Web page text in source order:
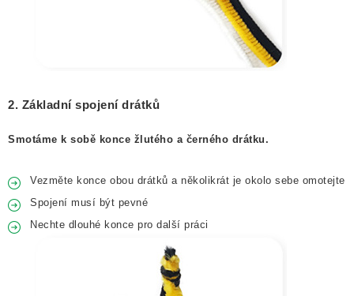
2. Základní spojení drátků
Smotáme k sobě konce žlutého a černého drátku.
Vezměte konce obou drátků a několikrát je okolo sebe omotejte
Spojení musí být pevné
Nechte dlouhé konce pro další práci